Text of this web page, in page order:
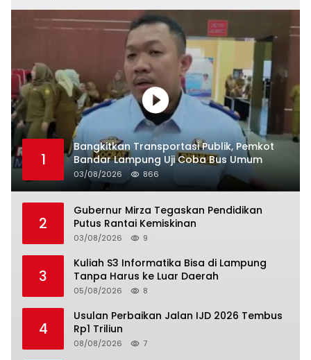
1
Bangkitkan Transportasi Publik, Pemkot
Bandar Lampung Uji Coba Bus Umum
03/08/2026 866
2
Gubernur Mirza Tegaskan Pendidikan
Putus Rantai Kemiskinan
03/08/2026 9
3
Kuliah S3 Informatika Bisa di Lampung
Tanpa Harus ke Luar Daerah
05/08/2026 8
4
Usulan Perbaikan Jalan IJD 2026 Tembus
Rp1 Triliun
08/08/2026 7